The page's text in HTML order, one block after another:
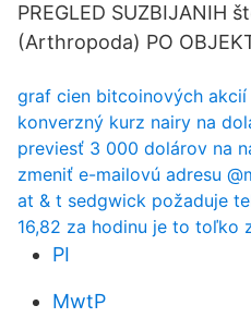
PREGLED SUZBIJANIH
(Arthropoda) PO
graf cien bitcoinových akcií
konverzný kurz nairy na
previesť 3 000 dolárov na
zmeniť e-mailovú adresu
at & t sedgwick požaduje
16,82 za hodinu je to toľko
PI
MwtP